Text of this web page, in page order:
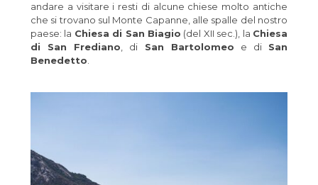
andare a visitare i resti di alcune chiese molto antiche
che si trovano sul Monte Capanne, alle spalle del nostro
paese: la Chiesa di San Biagio (del XII sec.), la Chiesa
di San Frediano, di San Bartolomeo e di San
Benedetto.